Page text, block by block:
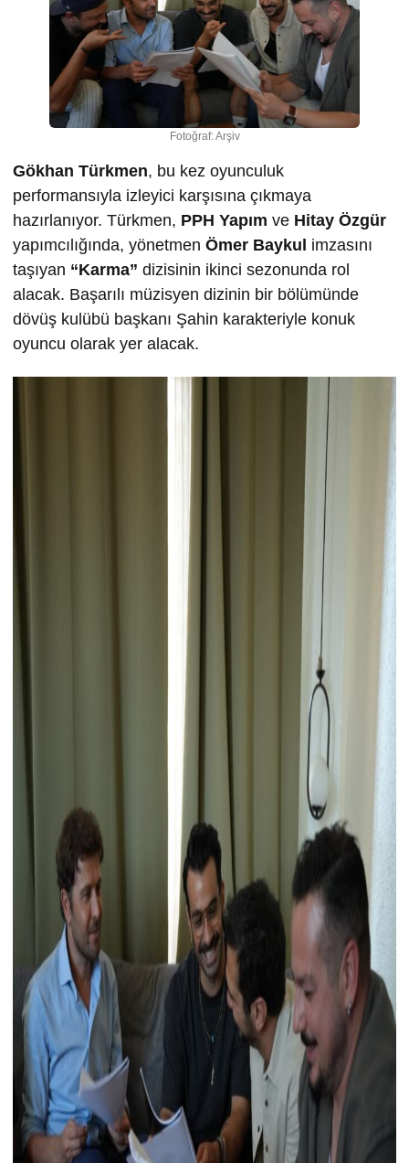
Fotoğraf: Arşiv
Gökhan Türkmen, bu kez oyunculuk
performansıyla izleyici karşısına çıkmaya
hazırlanıyor. Türkmen, PPH Yapım ve Hitay Özgür
yapımcılığında, yönetmen Ömer Baykul imzasını
taşıyan “Karma” dizisinin ikinci sezonunda rol
alacak. Başarılı müzisyen dizinin bir bölümünde
dövüş kulübü başkanı Şahin karakteriyle konuk
oyuncu olarak yer alacak.